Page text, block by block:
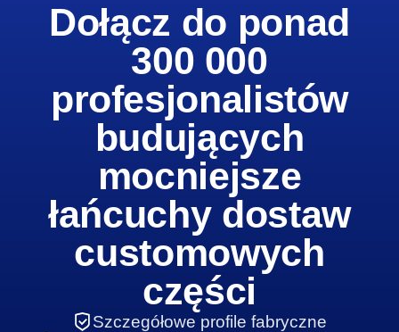
Dołącz do ponad
300 000
profesjonalistów
budujących
mocniejsze
łańcuchy dostaw
customowych
części
Szczegółowe profile fabryczne